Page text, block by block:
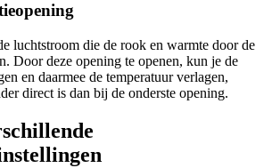
luchtstroom die de rook en warmte door de
Door deze opening te openen, kun je de
en daarmee de temperatuur verlagen,
direct is dan bij de onderste opening.